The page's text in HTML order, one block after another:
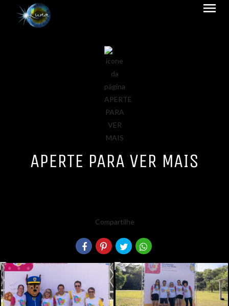
menu
APERTE PARA VER MAIS
Compartilhe